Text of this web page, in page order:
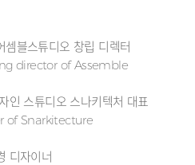
블스튜디오 창립 디렉터
director of Assemble
인 스튜디오 스나키텍처 대표
of Snarkitecture
디자이너